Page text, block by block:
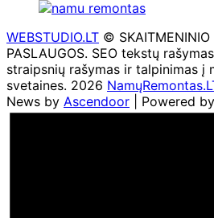
WEBSTUDIO.LT © SKAITMENINIO
PASLAUGOS. SEO tekstų
straipsnių rašymas ir talpinimas į
svetaines. 2026
News by Ascendoor | Powered by